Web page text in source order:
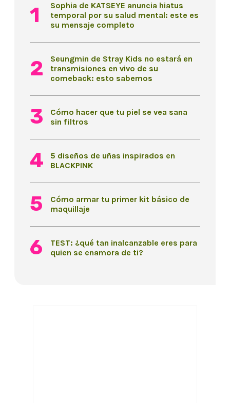
Sophia de KATSEYE anuncia hiatus
temporal por su salud mental: este es
su mensaje completo
Seungmin de Stray Kids no estará en
transmisiones en vivo de su
comeback: esto sabemos
Cómo hacer que tu piel se vea sana
sin filtros
5 diseños de uñas inspirados en
BLACKPINK
Cómo armar tu primer kit básico de
maquillaje
TEST: ¿qué tan inalcanzable eres para
quien se enamora de ti?